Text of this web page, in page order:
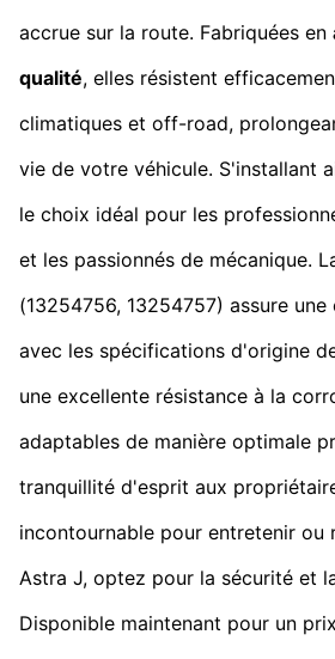
accrue sur la route. Fabriquées en
qualité, elles résistent
climatiques et off-road,
vie de votre véhicule. S'installant
le choix idéal pour les
et les passionnés de mécanique.
(13254756, 13254757) assure
avec les spécifications d'origine
une excellente résistance à la
adaptables de manière optimale
tranquillité d'esprit aux
incontournable pour entretenir ou
Astra J, optez pour la sécurité et
Disponible maintenant pour un